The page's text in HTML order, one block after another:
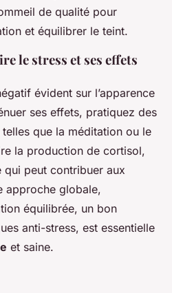
de qualité pour
et équilibrer le teint.
le stress et ses effets
évident sur l’apparence
ses effets, pratiquez des
que la méditation ou le
la production de cortisol,
qui peut contribuer aux
approche globale,
équilibrée, un bon
anti-stress, est essentielle
et saine.